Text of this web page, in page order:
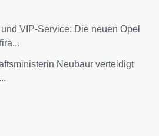
VIP-Service: Die neuen Opel
Neubaur verteidigt